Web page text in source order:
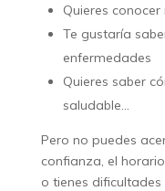
Quieres
Te gustaría
enfermedades
Quieres saber
saludable…
Pero no puedes
confianza, el
o tienes